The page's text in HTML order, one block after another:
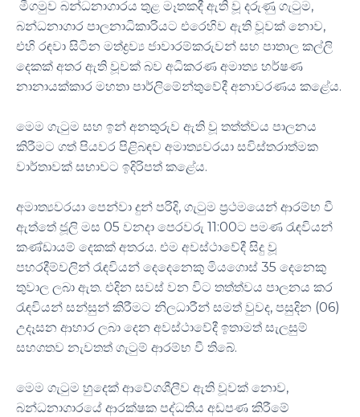
මීගමුව බන්ධනාගාරය තුළ මෑතකදී ඇති වූ දරුණු ගැටුම,
බන්ධනාගාර පාලනාධිකාරියට එරෙහිව ඇති වූවක් නොව,
එහි රඳවා සිටින මත්ද්‍රව්‍ය ජාවාරම්කරුවන් සහ පාතාල කල්ලි
දෙකක් අතර ඇති වූවක් බව අධිකරණ අමාත්‍ය හර්ෂණ
නානායක්කාර මහතා පාර්ලිමේන්තුවේදී අනාවරණය කළේය.
මෙම ගැටුම සහ ඉන් අනතුරුව ඇති වූ තත්ත්වය පාලනය
කිරීමට ගත් පියවර පිළිබඳව අමාත්‍යවරයා සවිස්තරාත්මක
වාර්තාවක් සභාවට ඉදිරිපත් කළේය.
අමාත්‍යවරයා පෙන්වා දුන් පරිදි, ගැටුම ප්‍රථමයෙන් ආරම්භ වී
ඇත්තේ ජූලි මස 05 වනදා පෙරවරු 11:00ට පමණ රැඳවියන්
කණ්ඩායම් දෙකක් අතරය. එම අවස්ථාවේදී සිදු වූ
පහරදීම්වලින් රැඳවියන් දෙදෙනෙකු මියගොස් 35 දෙනෙකු
තුවාල ලබා ඇත. එදින සවස් වන විට තත්ත්වය පාලනය කර
රැඳවියන් සන්සුන් කිරීමට නිලධාරීන් සමත් වුවද, පසුදින (06)
උදෑසන ආහාර ලබා දෙන අවස්ථාවේදී ඉතාමත් සැලසුම්
සහගතව නැවතත් ගැටුම් ආරම්භ වී තිබේ.
මෙම ගැටුම හුදෙක් ආවේගශීලීව ඇති වූවක් නොව,
බන්ධනාගාරයේ ආරක්ෂක පද්ධතිය අඩපණ කිරීමේ